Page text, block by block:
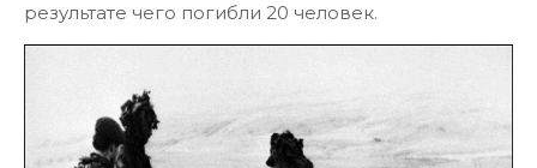
результате чего погибли 20 человек.